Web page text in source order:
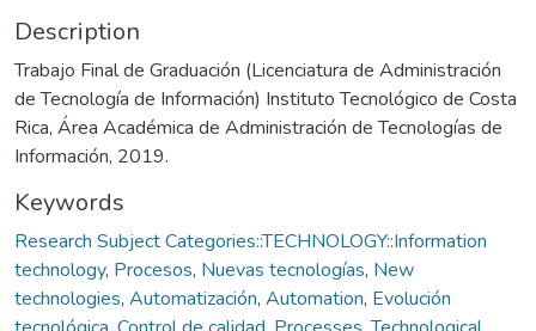
Description
Trabajo Final de Graduación (Licenciatura de Administración
de Tecnología de Información) Instituto Tecnológico de Costa
Rica, Área Académica de Administración de Tecnologías de
Información, 2019.
Keywords
Research Subject Categories::TECHNOLOGY::Information
technology, Procesos, Nuevas tecnologías, New
technologies, Automatización, Automation, Evolución